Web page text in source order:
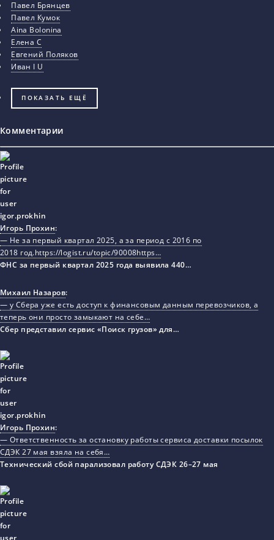
Павел Брянцев
Павел Кумок
Aina Bolonina
Елена С
Евгений Поляков
Иван I U
ПОКАЗАТЬ ЕЩЁ
Комментарии
Игорь Прохин:
— Не за первый квартал 2025, а за период с 2016 по
2018 год.https://logist.ru/topic/90008https…
ФНС за первый квартал 2025 года выявила 440…
Михаил Назаров:
— у Сбера уже есть доступ к финансовым данным перевозчиков, а
теперь они просто замыкают на себе…
Сбер представил сервис «Поиск грузов» для…
Игорь Прохин:
— Ответственность за остановку работы сервиса доставки посылок
СДЭК 27 мая взяла на себя…
Технический сбой парализовал работу СДЭК 26–27 мая